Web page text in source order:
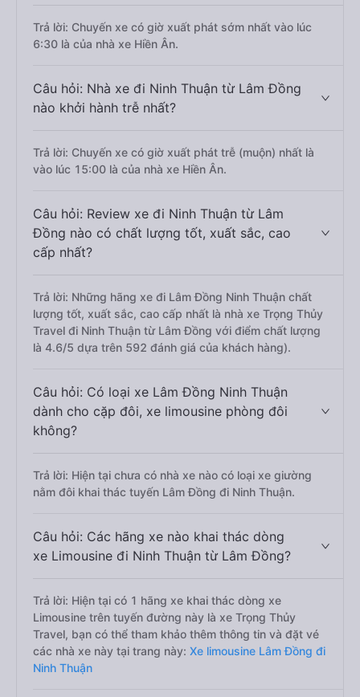
Trả lời: Chuyến xe có giờ xuất phát sớm nhất vào lúc
6:30 là của nhà xe Hiền Ân.
Câu hỏi: Nhà xe đi Ninh Thuận từ Lâm Đồng
nào khởi hành trễ nhất?
Trả lời: Chuyến xe có giờ xuất phát trễ (muộn) nhất là
vào lúc 15:00 là của nhà xe Hiền Ân.
Câu hỏi: Review xe đi Ninh Thuận từ Lâm
Đồng nào có chất lượng tốt, xuất sắc, cao
cấp nhất?
Trả lời: Những hãng xe đi Lâm Đồng Ninh Thuận chất
lượng tốt, xuất sắc, cao cấp nhất là nhà xe Trọng Thủy
Travel đi Ninh Thuận từ Lâm Đồng với điểm chất lượng
là 4.6/5 dựa trên 592 đánh giá của khách hàng).
Câu hỏi: Có loại xe Lâm Đồng Ninh Thuận
dành cho cặp đôi, xe limousine phòng đôi
không?
Trả lời: Hiện tại chưa có nhà xe nào có loại xe giường
nằm đôi khai thác tuyến Lâm Đồng đi Ninh Thuận.
Câu hỏi: Các hãng xe nào khai thác dòng
xe Limousine đi Ninh Thuận từ Lâm Đồng?
Trả lời: Hiện tại có 1 hãng xe khai thác dòng xe
Limousine trên tuyến đường này là xe Trọng Thủy
Travel, bạn có thể tham khảo thêm thông tin và đặt vé
các nhà xe này tại trang này: Xe limousine Lâm Đồng đi
Ninh Thuận